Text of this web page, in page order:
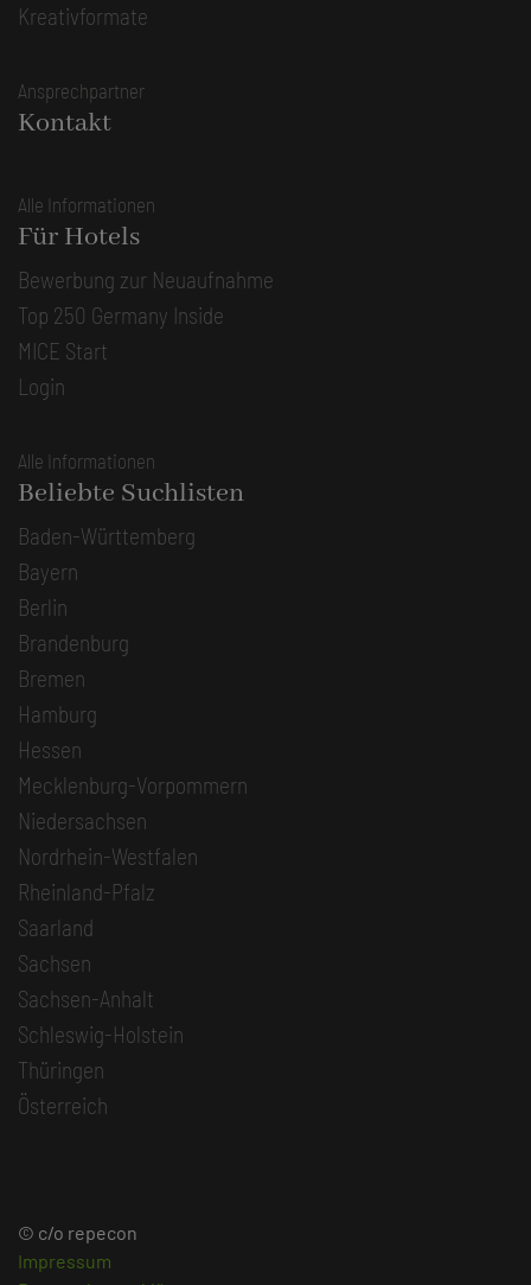
Kreativformate
Ansprechpartner
Kontakt
Alle Informationen
Für Hotels
Bewerbung zur Neuaufnahme
Top 250 Germany Inside
MICE Start
Login
Alle Informationen
Beliebte Suchlisten
Baden-Württemberg
Bayern
Berlin
Brandenburg
Bremen
Hamburg
Hessen
Mecklenburg-Vorpommern
Niedersachsen
Nordrhein-Westfalen
Rheinland-Pfalz
Saarland
Sachsen
Sachsen-Anhalt
Schleswig-Holstein
Thüringen
Österreich
© c/o repecon
Impressum